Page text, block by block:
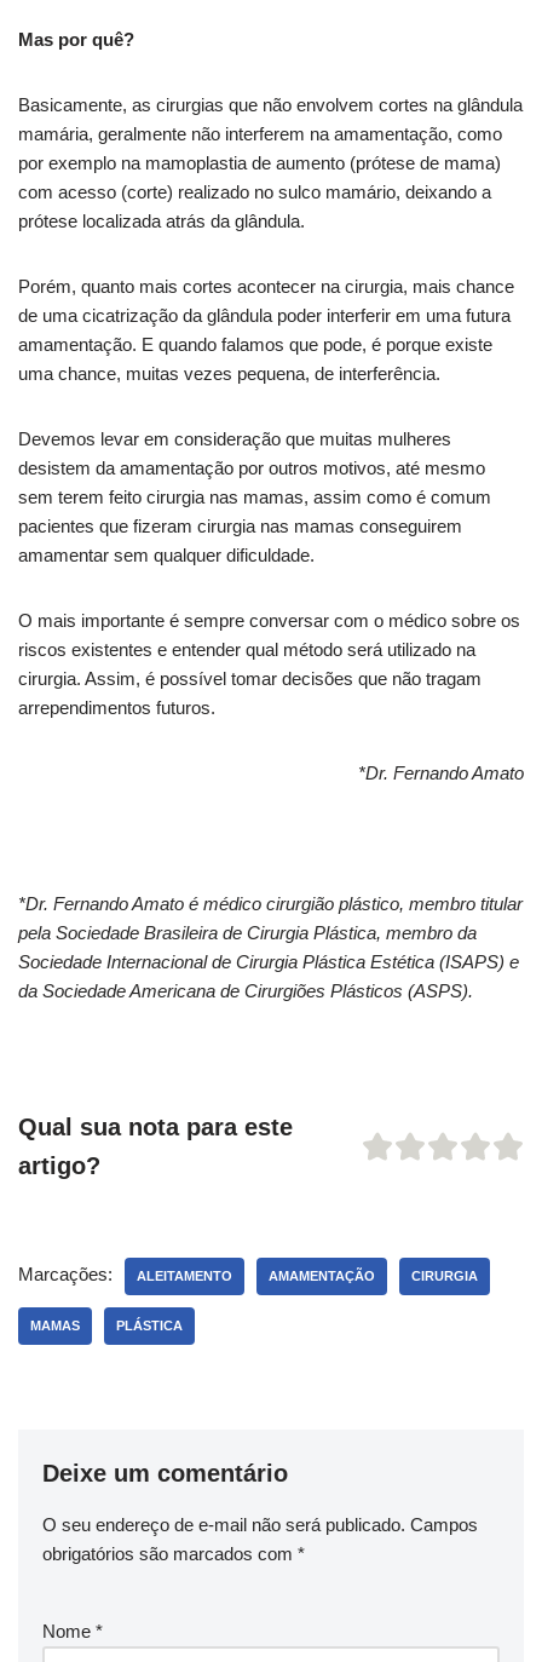
Mas por quê?
Basicamente, as cirurgias que não envolvem cortes na glândula
mamária, geralmente não interferem na amamentação, como
por exemplo na mamoplastia de aumento (prótese de mama)
com acesso (corte) realizado no sulco mamário, deixando a
prótese localizada atrás da glândula.
Porém, quanto mais cortes acontecer na cirurgia, mais chance
de uma cicatrização da glândula poder interferir em uma futura
amamentação. E quando falamos que pode, é porque existe
uma chance, muitas vezes pequena, de interferência.
Devemos levar em consideração que muitas mulheres
desistem da amamentação por outros motivos, até mesmo
sem terem feito cirurgia nas mamas, assim como é comum
pacientes que fizeram cirurgia nas mamas conseguirem
amamentar sem qualquer dificuldade.
O mais importante é sempre conversar com o médico sobre os
riscos existentes e entender qual método será utilizado na
cirurgia. Assim, é possível tomar decisões que não tragam
arrependimentos futuros.
*Dr. Fernando Amato
*Dr. Fernando Amato é médico cirurgião plástico, membro titular
pela Sociedade Brasileira de Cirurgia Plástica, membro da
Sociedade Internacional de Cirurgia Plástica Estética (ISAPS) e
da Sociedade Americana de Cirurgiões Plásticos (ASPS).
Qual sua nota para este
artigo?
Marcações: ALEITAMENTO AMAMENTAÇÃO CIRURGIA
MAMAS PLÁSTICA
Deixe um comentário
O seu endereço de e-mail não será publicado. Campos
obrigatórios são marcados com *
Nome *